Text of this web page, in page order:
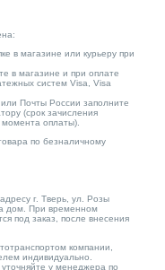
Насосы
в магазине или курьеру при
в магазине и при оплате
систем Visa, Visa
Почты России заполните
(срок зачисления
оплаты).
по безналичному
г. Тверь, ул. Розы
дом. При временном
под заказ, после внесения
компании,
индивидуально.
у менеджера по